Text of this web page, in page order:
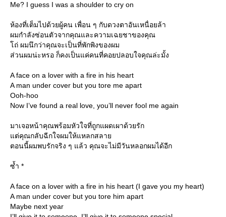
Me? I guess I was a shoulder to cry on
ห้องที่เต็มไปด้วยผู้คน เพื่อน ๆ กับดวงตาอันเหนื่อยล้า
ผมกำลังซ่อนตัวจากคุณและความเฉยชาของคุณ
ถ่ ผมนึกว่าคุณจะเป็นที่พักพิงของผม
ส่วนผมน่ะหรอ ก็คงเป็นแค่คนที่คอยปลอบใจคุณล่ะมั้ง
A face on a lover with a fire in his heart
A man under cover but you tore me apart
Ooh-hoo
Now I’ve found a real love, you’ll never fool me again
มาเจอหน้าคุณพร้อมหัวใจที่ถูกแผดเผาด้วยรัก
ต่คุณกลับฉีกใจผมให้แหลกสลา
ตอนนี้ผมพบรักจริง ๆ แล้ว คุณจะไม่มีวันหลอกผมได้อีก
ซ้ำ *
A face on a lover with a fire in his heart (I gave you my heart)
A man under cover but you tore him apart
Maybe next year